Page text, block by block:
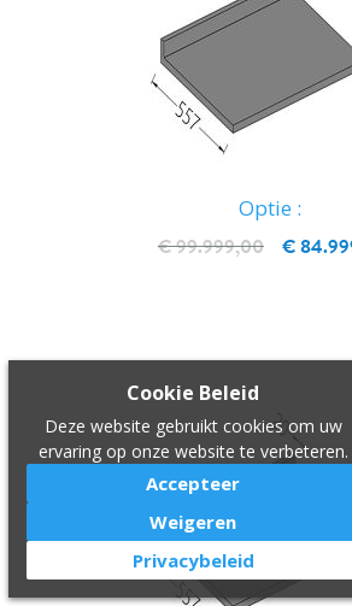
Optie :
€
€ 99.999,00
Cookie Beleid
Deze website gebruikt cookies om uw
ervaring op onze website te verbeteren.
Accepteer
Weigeren
Privacybeleid